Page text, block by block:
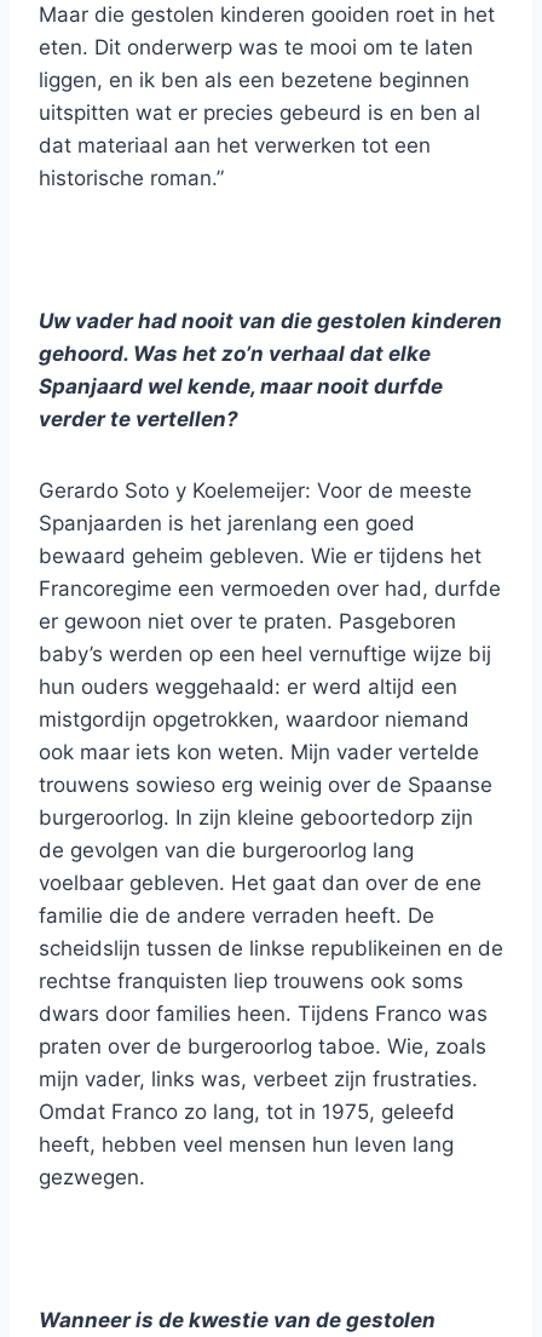
Maar die gestolen kinderen gooiden roet in het
eten. Dit onderwerp was te mooi om te laten
liggen, en ik ben als een bezetene beginnen
uitspitten wat er precies gebeurd is en ben al
dat materiaal aan het verwerken tot een
historische roman.”
Uw vader had nooit van die gestolen kinderen
gehoord. Was het zo’n verhaal dat elke
Spanjaard wel kende, maar nooit durfde
verder te vertellen?
Gerardo Soto y Koelemeijer: Voor de meeste
Spanjaarden is het jarenlang een goed
bewaard geheim gebleven. Wie er tijdens het
Francoregime een vermoeden over had, durfde
er gewoon niet over te praten. Pasgeboren
baby’s werden op een heel vernuftige wijze bij
hun ouders weggehaald: er werd altijd een
mistgordijn opgetrokken, waardoor niemand
ook maar iets kon weten. Mijn vader vertelde
trouwens sowieso erg weinig over de Spaanse
burgeroorlog. In zijn kleine geboortedorp zijn
de gevolgen van die burgeroorlog lang
voelbaar gebleven. Het gaat dan over de ene
familie die de andere verraden heeft. De
scheidslijn tussen de linkse republikeinen en de
rechtse franquisten liep trouwens ook soms
dwars door families heen. Tijdens Franco was
praten over de burgeroorlog taboe. Wie, zoals
mijn vader, links was, verbeet zijn frustraties.
Omdat Franco zo lang, tot in 1975, geleefd
heeft, hebben veel mensen hun leven lang
gezwegen.
Wanneer is de kwestie van de gestolen